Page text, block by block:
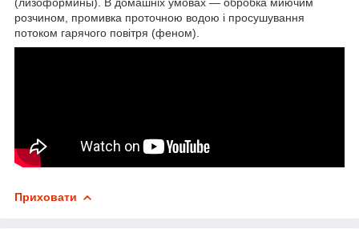
розчином, промивка проточною водою і просушування
потоком гарячого повітря (феном).
Приховати